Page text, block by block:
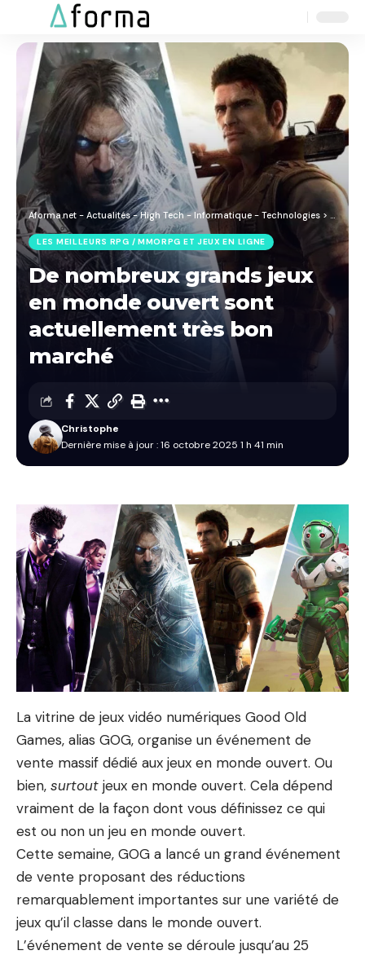
Resizer
Aforma.net - Actualités - High Tech - Informatique - Technologies > Blog
LES MEILLEURS RPG / MMORPG ET JEUX EN LIGNE
De nombreux grands jeux
en monde ouvert sont
actuellement très bon
marché
Dernière mise à jour : 16 octobre 2025 1 h 41 min
Christophe
La vitrine de jeux vidéo numériques Good Old
Games, alias GOG, organise un événement de
vente massif dédié aux jeux en monde ouvert. Ou
bien, surtout jeux en monde ouvert. Cela dépend
vraiment de la façon dont vous définissez ce qui
est ou non un jeu en monde ouvert.
Cette semaine, GOG a lancé un grand événement
de vente proposant des réductions
remarquablement importantes sur une variété de
jeux qu’il classe dans le monde ouvert.
L’événement de vente se déroule jusqu’au 25